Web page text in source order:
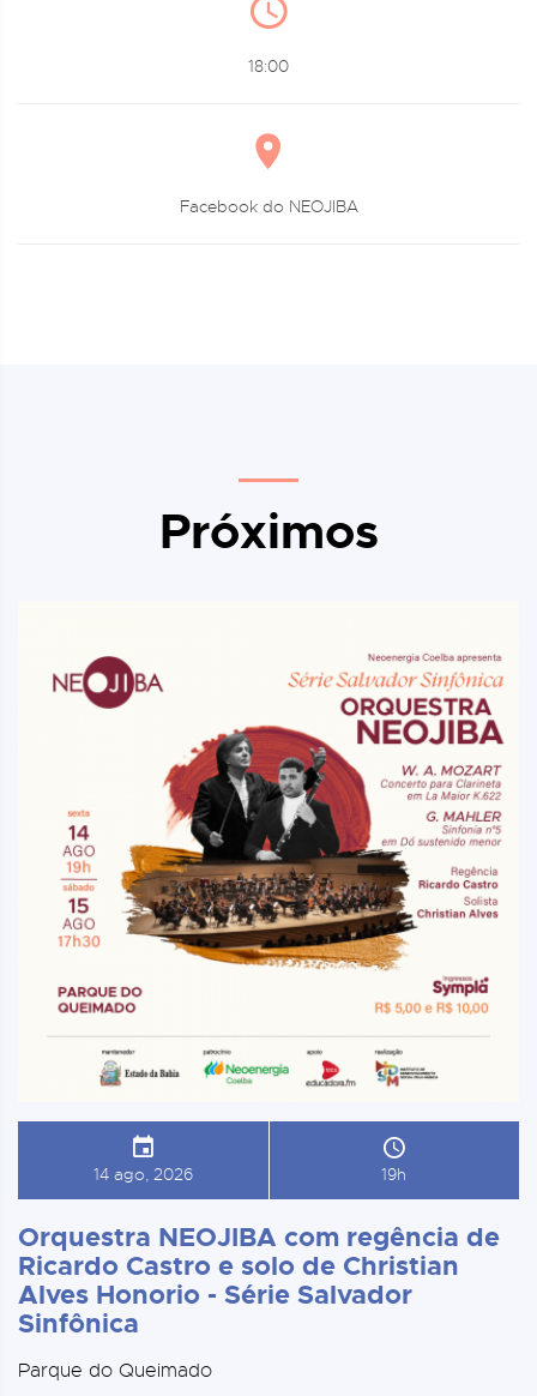
18:00
Facebook do NEOJIBA
Próximos
14 ago, 2026 19h
Orquestra NEOJIBA com regência de
Ricardo Castro e solo de Christian
Alves Honorio - Série Salvador
Sinfônica
Parque do Queimado